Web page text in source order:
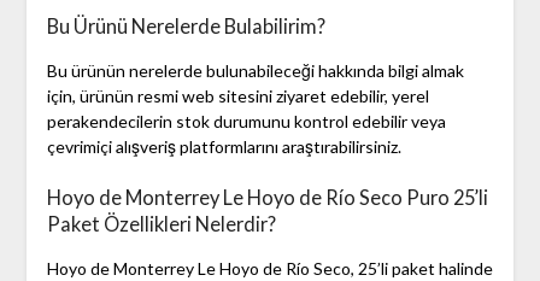
Bu Ürünü Nerelerde Bulabilirim?
Bu ürünün nerelerde bulunabileceği hakkında bilgi almak
için, ürünün resmi web sitesini ziyaret edebilir, yerel
perakendecilerin stok durumunu kontrol edebilir veya
çevrimiçi alışveriş platformlarını araştırabilirsiniz.
Hoyo de Monterrey Le Hoyo de Río Seco Puro 25’li
Paket Özellikleri Nelerdir?
Hoyo de Monterrey Le Hoyo de Río Seco, 25’li paket halinde